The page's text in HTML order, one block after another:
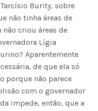
Burity, sobre
não tinha áreas de
não criou áreas de
Lígia
Aparentemente
de que ela só
porque não parece
com o governador
impede, então, que a